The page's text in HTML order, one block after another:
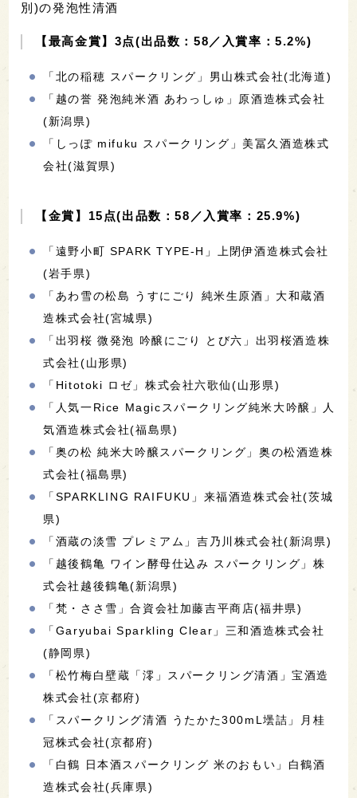
別)の発泡性清酒
【最高金賞】3点(出品数：58／入賞率：5.2%)
「北の稲穂 スパークリング」男山株式会社(北海道)
「越の誉 発泡純米酒 あわっしゅ」原酒造株式会社
(新潟県)
「しっぽ mifuku スパークリング」美冨久酒造株式
会社(滋賀県)
【金賞】15点(出品数：58／入賞率：25.9%)
「遠野小町 SPARK TYPE-H」上閉伊酒造株式会社
(岩手県)
「あわ雪の松島 うすにごり 純米生原酒」大和蔵酒
造株式会社(宮城県)
「出羽桜 微発泡 吟醸にごり とび六」出羽桜酒造株
式会社(山形県)
「Hitotoki ロゼ」株式会社六歌仙(山形県)
「人気一Rice Magicスパークリング純米大吟醸」人
気酒造株式会社(福島県)
「奥の松 純米大吟醸スパークリング」奥の松酒造株
式会社(福島県)
「SPARKLING RAIFUKU」来福酒造株式会社(茨城
県)
「酒蔵の淡雪 プレミアム」吉乃川株式会社(新潟県)
「越後鶴亀 ワイン酵母仕込み スパークリング」株
式会社越後鶴亀(新潟県)
「梵・ささ雪」合資会社加藤吉平商店(福井県)
「Garyubai Sparkling Clear」三和酒造株式会社
(静岡県)
「松竹梅白壁蔵「澪」スパークリング清酒」宝酒造
株式会社(京都府)
「スパークリング清酒 うたかた300mL壜詰」月桂
冠株式会社(京都府)
「白鶴 日本酒スパークリング 米のおもい」白鶴酒
造株式会社(兵庫県)